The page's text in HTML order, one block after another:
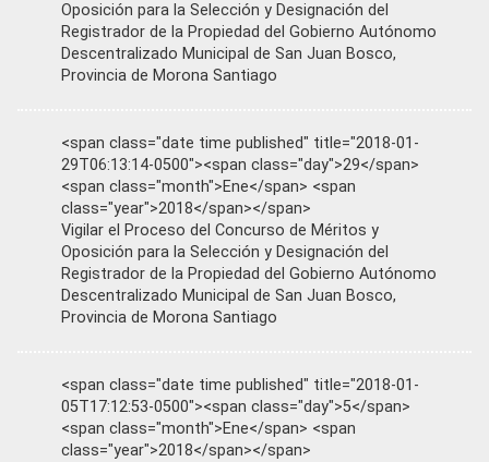
Oposición para la Selección y Designación del
Registrador de la Propiedad del Gobierno Autónomo
Descentralizado Municipal de San Juan Bosco,
Provincia de Morona Santiago
<span class="date time published" title="2018-01-
29T06:13:14-0500"><span class="day">29</span>
<span class="month">Ene</span> <span
class="year">2018</span></span>
Vigilar el Proceso del Concurso de Méritos y
Oposición para la Selección y Designación del
Registrador de la Propiedad del Gobierno Autónomo
Descentralizado Municipal de San Juan Bosco,
Provincia de Morona Santiago
<span class="date time published" title="2018-01-
05T17:12:53-0500"><span class="day">5</span>
<span class="month">Ene</span> <span
class="year">2018</span></span>